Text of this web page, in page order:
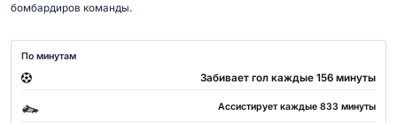
бомбардиров команды.
По минутам
Забивает гол каждые 156 минуты
Ассистирует каждые 833 минуты